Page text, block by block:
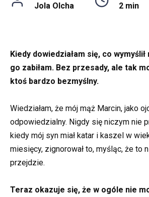
Jola Olcha 2 min
Kiedy dowiedziałam się, co
go zabiłam. Bez przesady, ale tak
ktoś bardzo bezmyślny.
Wiedziałam, że mój mąż Marcin, jako
odpowiedzialny. Nigdy się niczym nie
kiedy mój syn miał katar i kaszel w
miesięcy, zignorował to, myśląc, że to
przejdzie.
Teraz okazuje się, że w ogóle nie